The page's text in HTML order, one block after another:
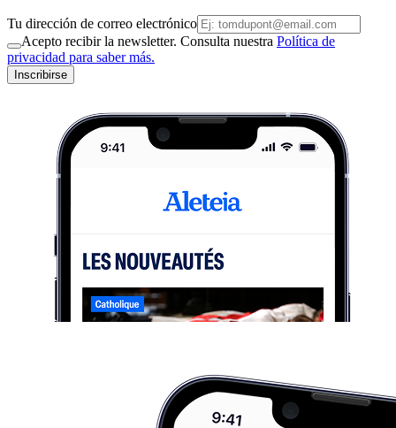
Tu dirección de correo electrónico
Acepto recibir la newsletter. Consulta nuestra Política de
privacidad para saber más.
Inscribirse